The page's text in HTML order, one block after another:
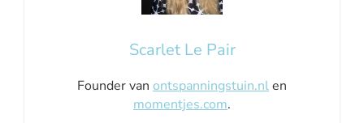
Scarlet Le Pair
Founder van ontspanningstuin.nlen
momentjes.com.